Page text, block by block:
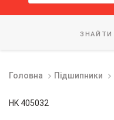
ЗНАЙТИ
Головна Підшипники
HK 405032